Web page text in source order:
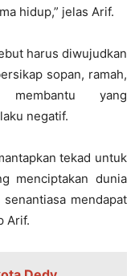
hidup,” jelas Arif.
harus diwujudkan
sopan, ramah,
membantu yang
negatif.
tekad untuk
menciptakan dunia
mendapat
Arif.